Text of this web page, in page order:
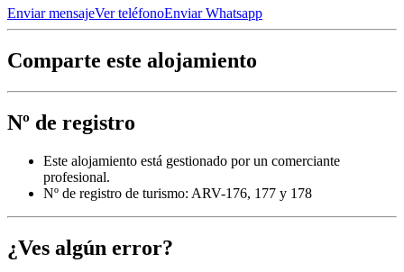
Enviar mensajeVer teléfonoEnviar Whatsapp
Comparte este alojamiento
Nº de registro
Este alojamiento está gestionado por un comerciante
profesional.
Nº de registro de turismo: ARV-176, 177 y 178
¿Ves algún error?